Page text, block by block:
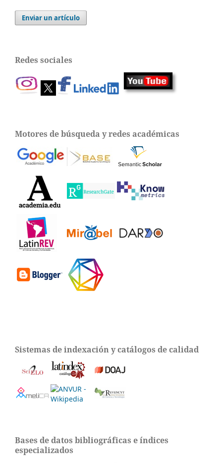
Enviar un artículo
Redes sociales
Motores de búsqueda y redes académicas
Sistemas de indexación y catálogos de calidad
Bases de datos bibliográficas e índices
especializados